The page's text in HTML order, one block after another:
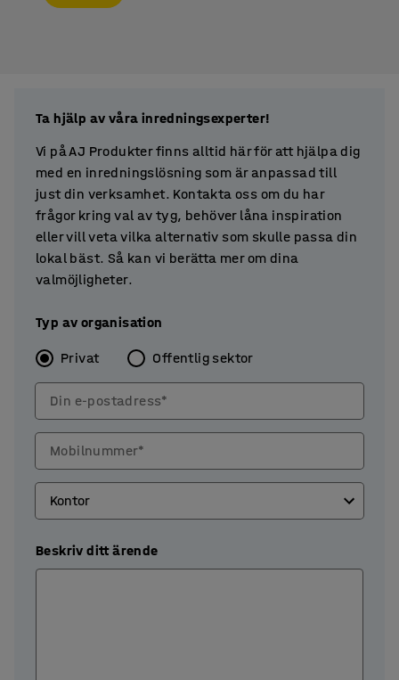
Ta hjälp av våra inredningsexperter!
Vi på AJ Produkter finns alltid här för att hjälpa dig
med en inredningslösning som är anpassad till
just din verksamhet. Kontakta oss om du har
frågor kring val av tyg, behöver låna inspiration
eller vill veta vilka alternativ som skulle passa din
lokal bäst. Så kan vi berätta mer om dina
valmöjligheter.
Typ av organisation
Privat Offentlig sektor
Din e-postadress*
Mobilnummer*
Beskriv ditt ärende